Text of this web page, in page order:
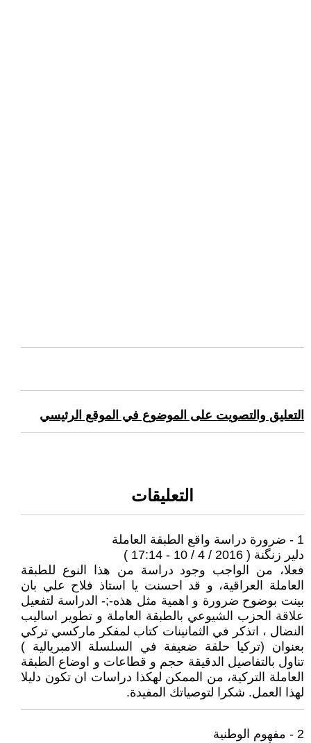
التعليق والتصويت على الموضوع في الموقع الرئيسي
التعليقات
1 - ضرورة دراسة واقع الطبقة العاملة
دلير زنگنة ( 2016 / 4 / 10 - 17:14 )
فعلا، من الواجب وجود دراسة من هذا النوع للطبقة
العاملة العراقية، و قد احسنت يا استاذ فلاح علي بان
بينت بوضوح ضرورة و اهمية مثل هذە-;- الدراسة لتفعيل
علاقة الحزب الشيوعي بالطبقة العاملة و تطوير اساليب
النضال ، اتذكر في الثمانينات كتاب لمفكر ماركسي تركي
بعنوان (تركيا حلقة ضعيفة في السلسلة الامبريالية )
تناول بالتفاصيل الدقيقة حجم و قطاعات و اوضاع الطبقة
العاملة التركية، من الممكن لهكذا دراسات ان تكون دليلا
لهذا العمل. شكرا لتوصياتك المفيدة.
2 - مفهوم الوطنية